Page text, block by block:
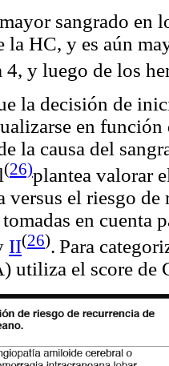
sangrado en
la HC, y es aún
4, y luego de los
la decisión de
en
la causa del
(26)plantea valorar
versus el riesgo
en cuenta
II(26). Para
utiliza el score de